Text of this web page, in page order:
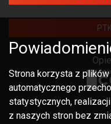
Strona korzysta z
automatycznego
statystycznych,
z naszych stron bez